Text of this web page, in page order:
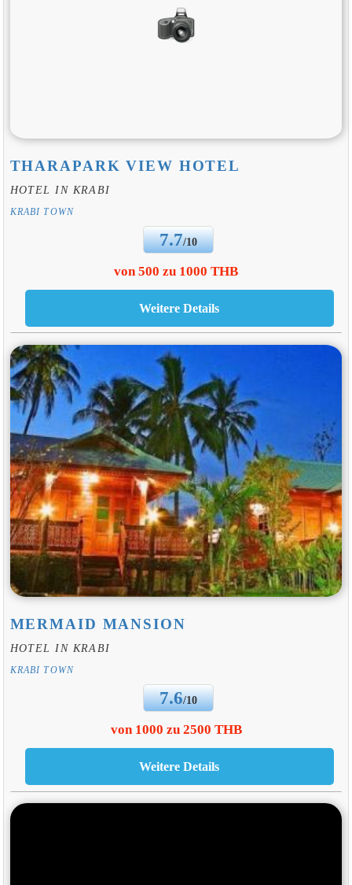
THARAPARK VIEW HOTEL
HOTEL IN KRABI
KRABI TOWN
7.7/10
von 500 zu 1000 THB
MERMAID MANSION
HOTEL IN KRABI
KRABI TOWN
7.6/10
von 1000 zu 2500 THB